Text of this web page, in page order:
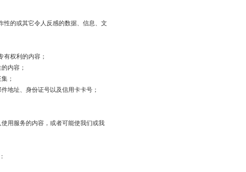
的或其它令人反感的数据、信息、文
权利的内容；
内容；
；
址、身份证号以及信用卡卡号；
用服务的内容，或者可能使我们或我